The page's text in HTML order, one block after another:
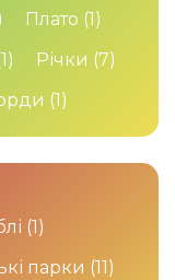
Плато (1)
Річки (7)
(1)
(1)
парки (11)